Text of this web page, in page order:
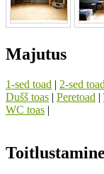
Majutus
1-sed toad | 2-sed toad
Dušš toas | Peretoad |
WC toas |
Toitlustamine